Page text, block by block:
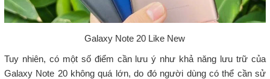
Galaxy Note 20 Like New
Tuy nhiên, có một số điểm cần lưu ý như khả năng lưu trữ của
Galaxy Note 20 không quá lớn, do đó người dùng có thể cần sử